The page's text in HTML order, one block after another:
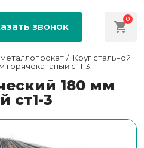
звонок
0
Круг стальной
горячекатаный ст1-3
180 мм
ст1-3